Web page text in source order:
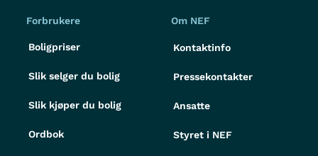
Forbrukere
Boligpriser
Slik selger du bolig
Slik kjøper du bolig
Ordbok
Om NEF
Kontaktinfo
Pressekontakter
Ansatte
Styret i NEF